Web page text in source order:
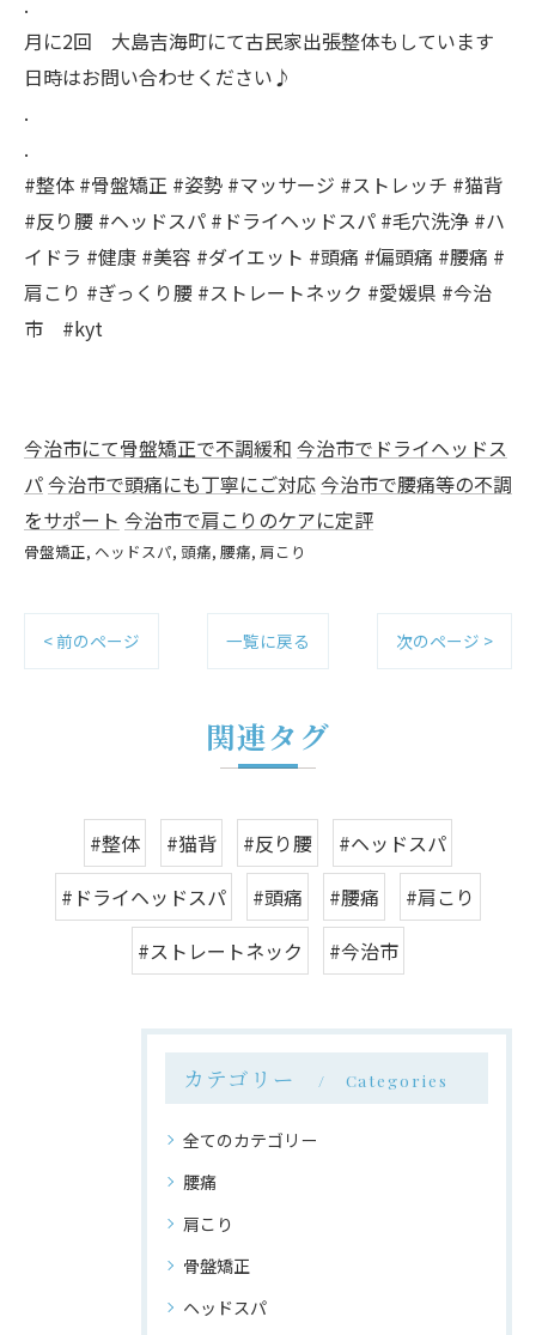
月に2回 大島吉海町にて古民家出張整体もしています
日時はお問い合わせください♪
.
.
#整体 #骨盤矯正 #姿勢 #マッサージ #ストレッチ #猫背
#反り腰 #ヘッドスパ #ドライヘッドスパ #毛穴洗浄 #ハ
イドラ #健康 #美容 #ダイエット #頭痛 #偏頭痛 #腰痛 #
肩こり #ぎっくり腰 #ストレートネック #愛媛県 #今治
市 #kyt
今治市にて骨盤矯正で不調緩和 今治市でドライヘッドス
パ今治市で頭痛にも丁寧にご対応今治市で腰痛等の不調
をサポート 今治市で肩こりのケアに定評
骨盤矯正 ヘッドスパ 頭痛 腰痛 肩こり
< 前のページ 一覧に戻る 次のページ >
関連タグ
#整体 #猫背 #反り腰
#ヘッドスパ
#ドライヘッドスパ
#頭痛 #腰痛
#肩こり
#ストレートネック
#今治市
カテゴリー Categories
全てのカテゴリー
腰痛
肩こり
骨盤矯正
ヘッドスパ